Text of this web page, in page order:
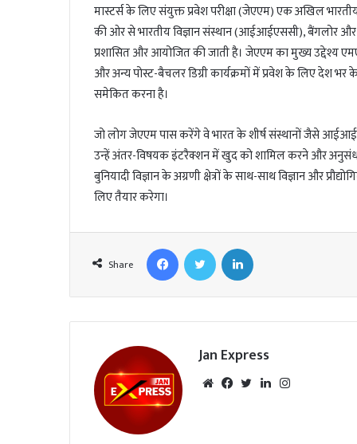
मास्टर्स के लिए संयुक्त प्रवेश परीक्षा (जेएएम) एक अखिल
की ओर से भारतीय विज्ञान संस्थान (आईआईएससी), बैंगलोर और
प्रशासित और आयोजित की जाती है। जेएएम का मुख्य उद्देश्य
और अन्य पोस्ट-बैचलर डिग्री कार्यक्रमों में प्रवेश के लिए देश
समेकित करना है।
जो लोग जेएएम पास करेंगे वे भारत के शीर्ष संस्थानों जैसे
उन्हें अंतर-विषयक इंटरैक्शन में खुद को शामिल करने और
बुनियादी विज्ञान के अग्रणी क्षेत्रों के साथ-साथ विज्ञान और
लिए तैयार करेगा।
Share
Jan Express
We Fac Twi Lin